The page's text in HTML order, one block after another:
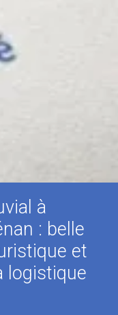
à
: belle
et
logistique